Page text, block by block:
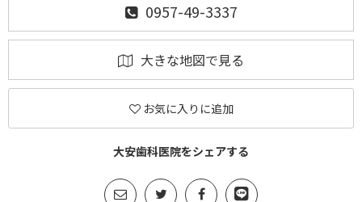
0957-49-3337
大きな地図で見る
お気に入りに追加
大安歯科医院をシェアする